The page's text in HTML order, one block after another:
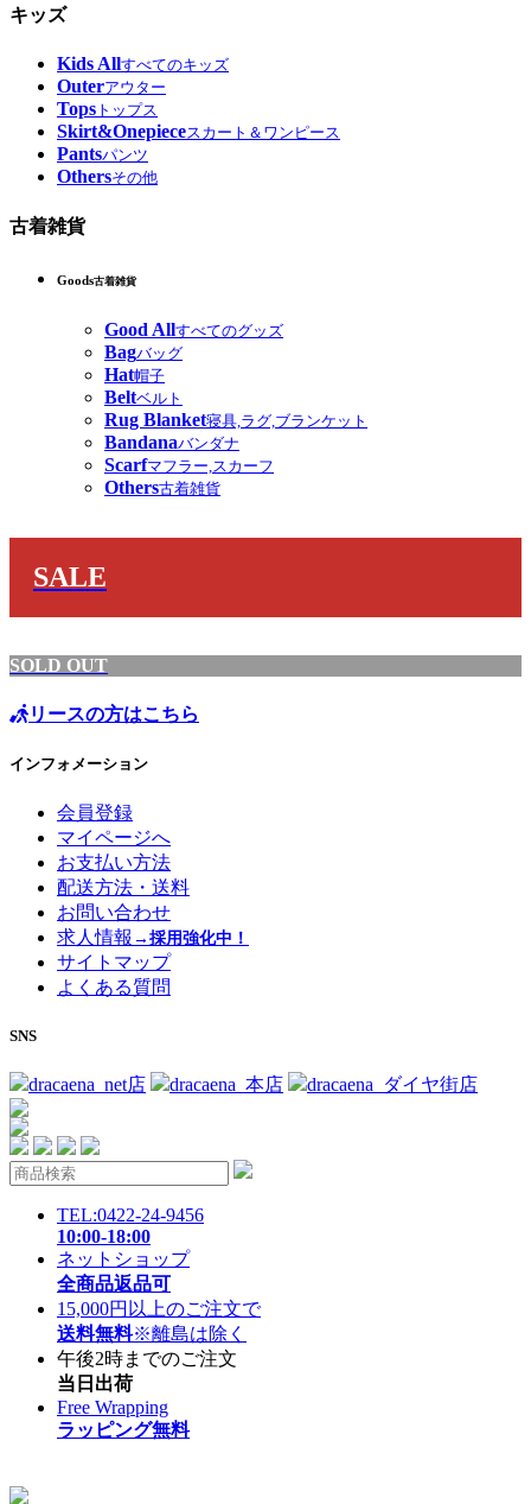
キッズ
Kids Allすべてのキッズ
Outerアウター
Tops トップス
Skirt&Onepieceスカート＆ワンピース
Pantsパンツ
Othersその他
古着雑貨
Goods古着雑貨
Good Allすべてのグッズ
Bagバッグ
Hat帽子
Beltベルト
Rug Blanket寝具,ラグ,ブランケット
Bandanaバンダナ
Scarfマフラー,スカーフ
Others古着雑貨
SALE
SOLD OUT
リースの方はこちら
インフォメーション
会員登録
マイページへ
お支払い方法
配送方法・送料
お問い合わせ
求人情報 →採用強化中！
サイトマップ
よくある質問
SNS
dracaena_net店 dracaena_本店 dracaena_ダイヤ街店
TEL:0422-24-9456
10:00-18:00
ネットショップ
全商品返品可
15,000円以上のご注文で
送料無料※離島は除く
午後2時までのご注文
当日出荷
Free Wrapping
ラッピング無料